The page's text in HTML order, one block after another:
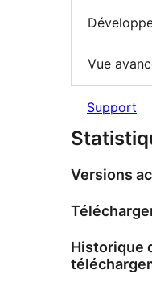
Vue
Support
Versions
Historique